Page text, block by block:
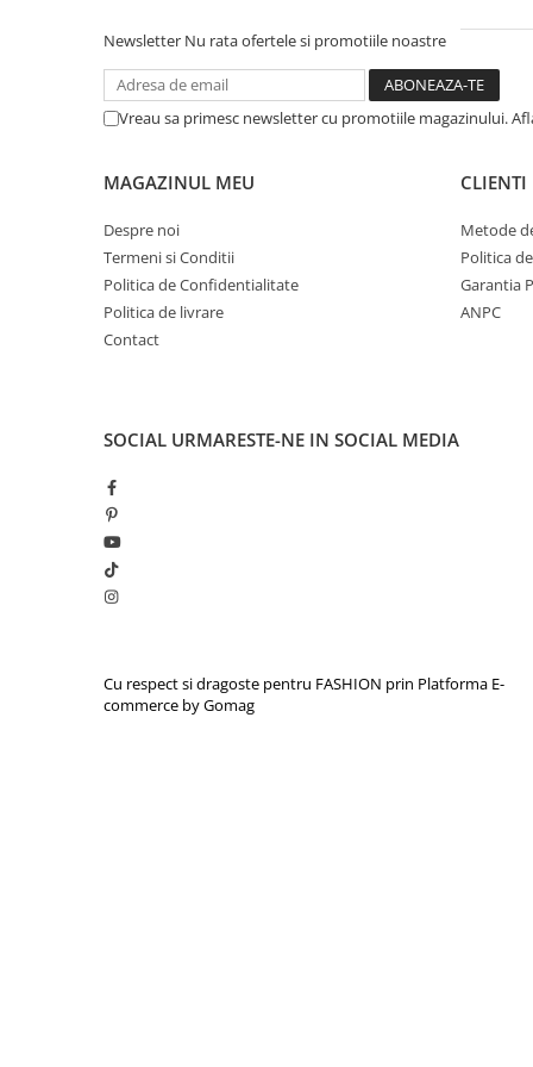
Newsletter Nu rata ofertele si promotiile noastre
Vreau sa primesc newsletter cu promotiile magazinului.
MAGAZINUL MEU
Despre noi
Termeni si Conditii
Politica de Confidentialitate
Politica de livrare
Contact
CLIENTI
Metode
Politica
Garantia
ANPC
SOCIAL URMARESTE-NE IN SOCIAL MEDIA
Cu respect si dragoste pentru FASHION prin Platforma E-
commerce by Gomag